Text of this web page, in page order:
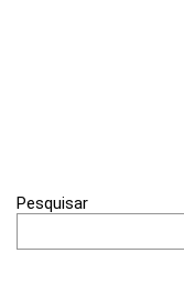
Pesquisar